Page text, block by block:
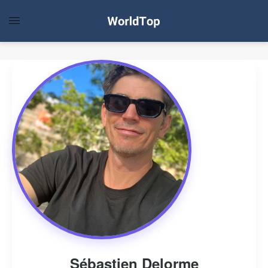
Sébastien Delorme